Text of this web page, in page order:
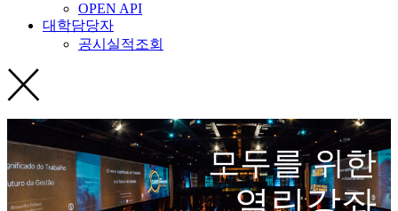
OPEN API
대학담당자
공시실적조회
모두를 위한